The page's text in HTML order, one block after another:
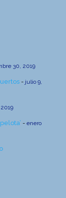
30, 2019
- julio 9,
- enero